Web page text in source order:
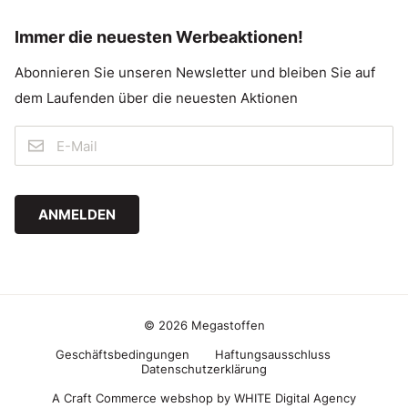
Immer die neuesten Werbeaktionen!
Abonnieren Sie unseren Newsletter und bleiben Sie auf
dem Laufenden über die neuesten Aktionen
ANMELDEN
© 2026 Megastoffen
A Craft Commerce webshop by WHITE Digital Agency
Geschäftsbedingungen
Haftungsausschluss
Datenschutzerklärung